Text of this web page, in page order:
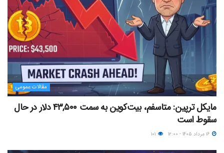
مقالات عمومی
مایکل ترپین: متاسفم، بیت‌کوین به سمت ۴۳,۵۰۰ دلار در حال
سقوط است